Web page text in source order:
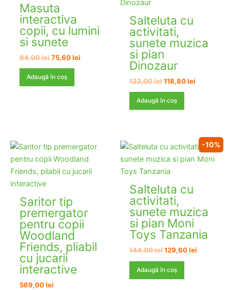
Masuta
interactiva
copii, cu lumini
si sunete
84,00lei Prețul
a
fost:
75,60leiPrețul
Adaugă în coș
Salteluta cu
activitati,
sunete muzica
si pian
Dinozaur
132,00lei Prețul
a
fost:
118,80leiPrețul
Adaugă în coș
Saritor tip
premergator
pentru copii
Woodland
Friends, pliabil
cu jucarii
interactive
569,00lei
-10%
Salteluta cu
activitati,
sunete muzica
si pian Moni
Toys Tanzania
144,00lei Prețul
a
fost:
129,60leiPrețul
Adaugă în coș